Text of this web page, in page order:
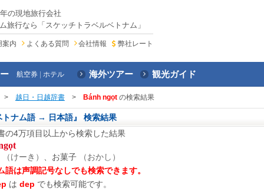
の現地旅行会社
旅行なら「スケッチトラベルベトナム」
案内 よくある質問 会社情報 弊社レート
航空券 ホテル 海外ツアー 観光ガイド
> 越日・日越辞書 > Bánh ngọt の検索結果
トナム語 → 日本語』 検索結果
の4万項目以上から検索した結果
（けーき） 、お菓子 （おかし）
語は声調記号なしでも検索できます。
は dep でも検索可能です。